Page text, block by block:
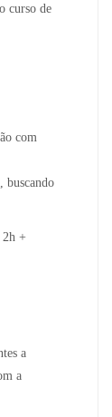
curso de
com
buscando
2h +
a
a